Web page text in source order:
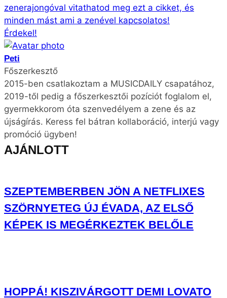
zenerajongóval vitathatod meg ezt a cikket, és
minden mást ami a zenével kapcsolatos!
Érdekel!
Peti
Főszerkesztő
2015-ben csatlakoztam a MUSICDAILY csapatához,
2019-től pedig a főszerkesztői pozíciót foglalom el,
gyermekkorom óta szenvedélyem a zene és az
újságírás. Keress fel bátran kollaboráció, interjú vagy
promóció ügyben!
AJÁNLOTT
SZEPTEMBERBEN JÖN A NETFLIXES
SZÖRNYETEG ÚJ ÉVADA, AZ ELSŐ
KÉPEK IS MEGÉRKEZTEK BELŐLE
HOPPÁ! KISZIVÁRGOTT DEMI LOVATO